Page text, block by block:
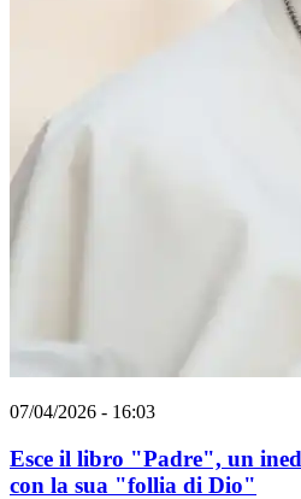
07/04/2026 - 16:03
Esce il libro "Padre", un
con la sua "follia di Dio"